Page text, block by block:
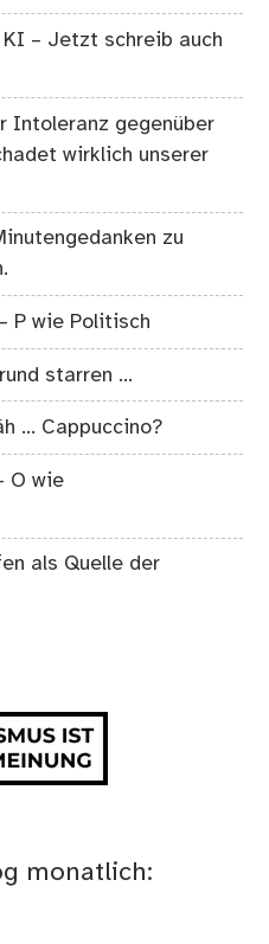
– Jetzt schreib auch
Intoleranz gegenüber
wirklich unserer
zu
P wie Politisch
starren …
… Cappuccino?
O wie
als Quelle der
monatlich: